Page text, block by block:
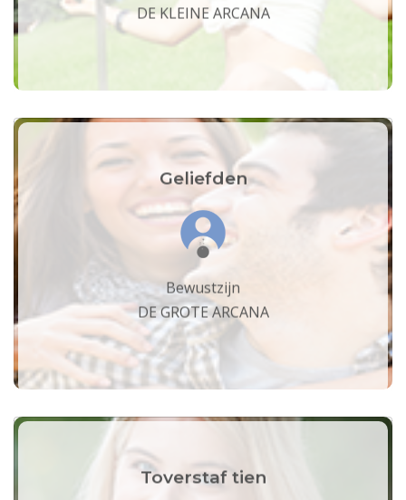
DE KLEINE ARCANA
Geliefden
Bewustzijn
DE GROTE ARCANA
Toverstaf tien